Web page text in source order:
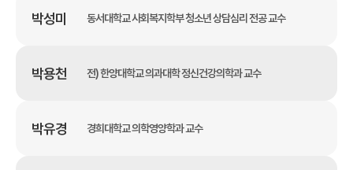
박성미 동서대학교 사회복지학부 청소년 상담심리 전공 교수
박용천 전) 한양대학교 의과대학 정신건강의학과 교수
박유경 경희대학교 의학영양학과 교수